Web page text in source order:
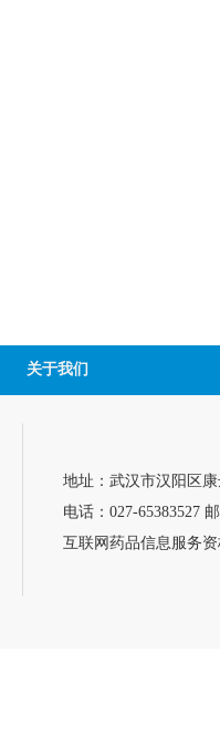
关于我们
地址：武汉市汉阳区
电话：027-65383527
互联网药品信息服务